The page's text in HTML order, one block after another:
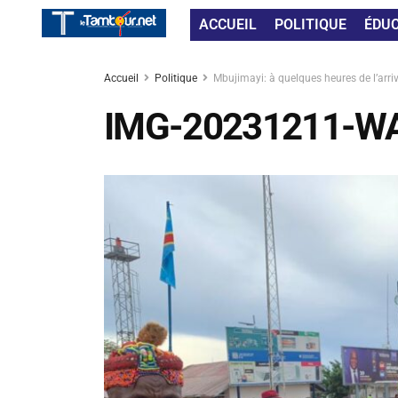
ACCUEIL POLITIQUE
Accueil Politique Mbujimayi: à quelques heures de
IMG-20231211-